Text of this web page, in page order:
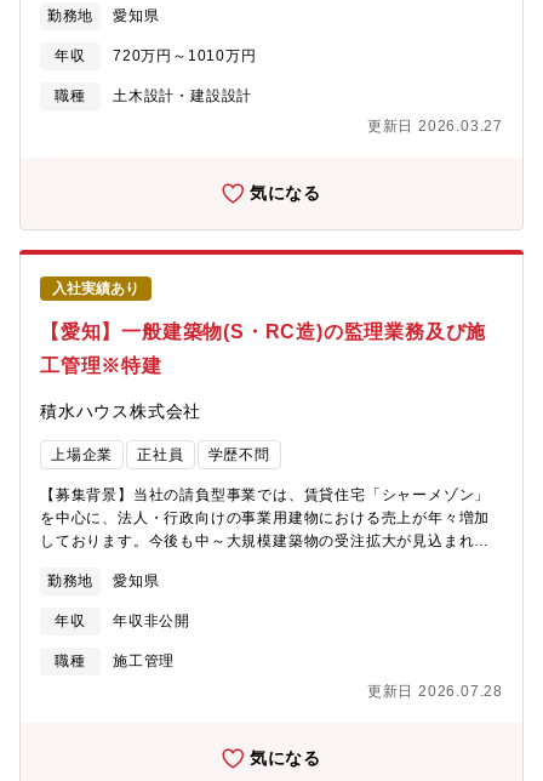
ス】入社後はリーダーや支店長を目指すことが可能です。【配属
推進」「多様な人財の活躍」「多様な働き方の推進」をダイバー
成長を実践できる環境や仕組みづくりに取り組んでいます。■子育
てを応援する社会を先導する「キッズ・ファースト企業」とし
100%取得、女性社員の育休取得後の復職率は97％です。■社員一
年、平均年間給与 9,071,924円（2025年度有価証券報告書より・
https://www.sekisuihouse.co.jp/kodate/・転職者インタビュー：
https://www.saiyo-sekisuihouse.jp/career/mid-career/01/・第7
次中期経営計画：
https://www.sekisuihouse.co.jp/company/financial/library/
デル年収】<33歳、家族(配偶者、子供2名) 扶養の場合>約1,000万
円（基本給34.0万円/月、家族手当：2.7万円/月、営業手当：5.4万
円/月、賞与：202万円/年、営業系業績手当：313.6万円/年)※あく
までもモデルであり、経験・スキルを考慮し優遇がございます。
データセンター、医療・介護施設、工場、ロードサイド店舗など
の意匠設計、設計監理をご担当頂きます。※専門アセットではな
くそれぞれが幅広い物件をご担当頂く予定です。◇建築事業(非住
宅領域)について…住宅メーカーとして知られる大和ハウス工業で
ぶまでの事業成長を見せています。《おすすめポイント》★複合
物に携われます。～大和ハウスグループの事業領域～
https://www.daiwahouse.co.jp/tochikatsu/loc/jigyo/index.html
勤務地 愛知県
年収 720万円～1010万円
職種
土木設計・建設設計
更新日 2026.03.27
気になる
入社実績あり
【愛知】一般建築物(S・RC造)の監理業務及び施
工管理※特建
積水ハウス株式会社
上場企業 正社員 学歴不問
【募集背景】当社の請負型事業では、賃貸住宅「シャーメゾン」
を中心に、法人・行政向けの事業用建物における売上が年々増加
しております。今後も中～大規模建築物の受注拡大が見込まれて
に成長し、挑戦していただける仲間を募集いたします。【仕事内
容】賃貸マンション・介護施設・ホテル・クリニック・オフィ
ス・倉庫・商業施設等の特殊建築物・中高層建築物の建築におい
て、元請けの立場で施工計画の確認・指導、工程・安全・品質管
す。※100%元請けです。【担当物件について】・オーナー様：個
棟担当。*リーダーになると3～5名の現場監督の支援・指導をして
いただきます。・平均受注金額：10～20億程度工期：20～24か
勤務地 愛知県
年収 年収非公開
職種
施工管理
更新日 2026.07.28
気になる